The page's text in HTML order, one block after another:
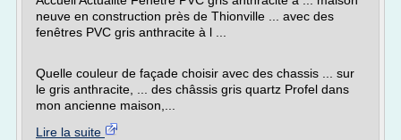
neuve en construction près de Thionville ... avec des
fenêtres PVC gris anthracite à l ...
Quelle couleur de façade choisir avec des chassis ... sur
le gris anthracite, ... des châssis gris quartz Profel dans
mon ancienne maison,...
Lire la suite